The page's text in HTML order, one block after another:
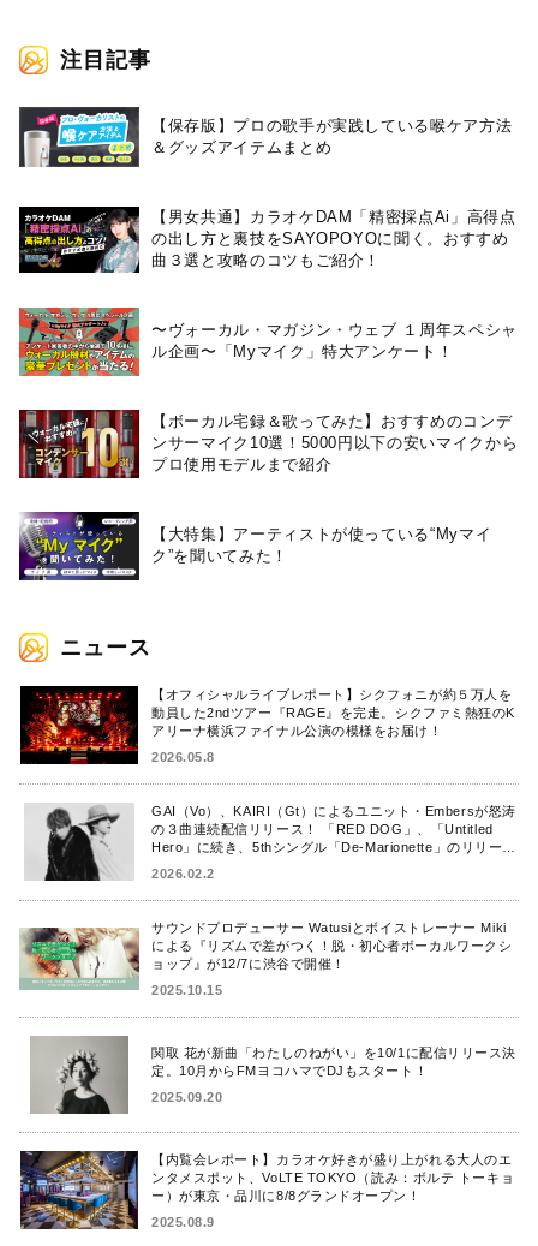
注目記事
【保存版】プロの歌手が実践している喉ケア⽅法
＆グッズアイテムまとめ
【男女共通】カラオケDAM「精密採点Ai」高得点
の出し方と裏技をSAYOPOYOに聞く。おすすめ
曲３選と攻略のコツもご紹介！
〜ヴォーカル・マガジン・ウェブ １周年スペシャ
ル企画〜「Myマイク」特大アンケート！
【ボーカル宅録＆歌ってみた】おすすめのコンデ
ンサーマイク10選！5000円以下の安いマイクから
プロ使用モデルまで紹介
【大特集】アーティストが使っている“Myマイ
ク”を聞いてみた！
ニュース
【オフィシャルライブレポート】シクフォニが約５万人を
動員した2ndツアー『RAGE』を完走。シクファミ熱狂のK
アリーナ横浜ファイナル公演の模様をお届け！
2026.05.8
GAI（Vo）、KAIRI（Gt）によるユニット・Embersが怒涛
の３曲連続配信リリース！ 「RED DOG」、「Untitled
Hero」に続き、5thシングル「De-Marionette」のリリース
2026.02.2
サウンドプロデューサー Watusiとボイストレーナー Miki
による『リズムで差がつく！脱・初心者ボーカルワークシ
ョップ』が12/7に渋谷で開催！
2025.10.15
関取 花が新曲「わたしのねがい」を10/1に配信リリース決
定。10月からFMヨコハマでDJもスタート！
2025.09.20
【内覧会レポート】カラオケ好きが盛り上がれる大人のエ
ンタメスポット、VoLTE TOKYO（読み：ボルテ トーキョ
ー）が東京・品川に8/8グランドオープン！
2025.08.9